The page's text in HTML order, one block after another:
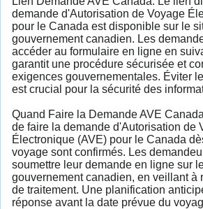
demande d'Autorisation de Voyage
pour le Canada est disponible sur le
gouvernement canadien. Les
accéder au formulaire en ligne en
garantit une procédure sécurisée et
exigences gouvernementales. Éviter
est crucial pour la sécurité des
Quand Faire la Demande AVE
de faire la demande d'Autorisation de
Électronique (AVE) pour le Canada
voyage sont confirmés. Les
soumettre leur demande en ligne sur
gouvernement canadien, en veillant à
de traitement. Une planification
réponse avant la date prévue du